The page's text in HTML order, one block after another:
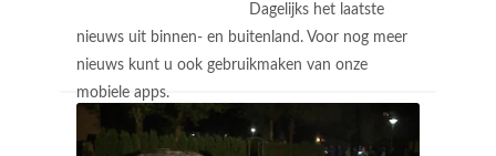
Dagelijks het laatste
nieuws uit binnen- en buitenland. Voor nog meer
nieuws kunt u ook gebruikmaken van onze
mobiele apps.